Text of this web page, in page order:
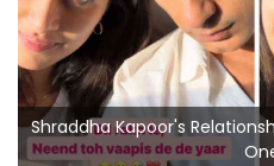
Shraddha Kapoor's